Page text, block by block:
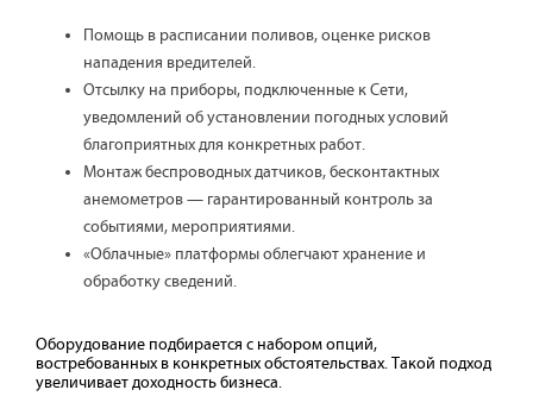
Помощь в расписании поливов, оценке рисков
нападения вредителей.
Отсылку на приборы, подключенные к Сети,
уведомлений об установлении погодных условий
благоприятных для конкретных работ.
Монтаж беспроводных датчиков, бесконтактных
анемометров — гарантированный контроль за
событиями, мероприятиями.
«Облачные» платформы облегчают хранение и
обработку сведений.
Оборудование подбирается с набором опций,
востребованных в конкретных обстоятельствах. Такой подход
увеличивает доходность бизнеса.